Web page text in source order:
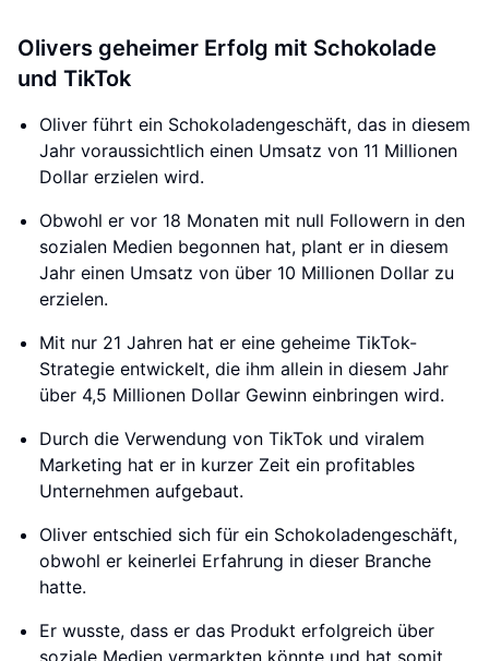
Olivers geheimer Erfolg mit Schokolade
und TikTok
Oliver führt ein Schokoladengeschäft, das in diesem
Jahr voraussichtlich einen Umsatz von 11 Millionen
Dollar erzielen wird.
Obwohl er vor 18 Monaten mit null Followern in den
sozialen Medien begonnen hat, plant er in diesem
Jahr einen Umsatz von über 10 Millionen Dollar zu
erzielen.
Mit nur 21 Jahren hat er eine geheime TikTok-
Strategie entwickelt, die ihm allein in diesem Jahr
über 4,5 Millionen Dollar Gewinn einbringen wird.
Durch die Verwendung von TikTok und viralem
Marketing hat er in kurzer Zeit ein profitables
Unternehmen aufgebaut.
Oliver entschied sich für ein Schokoladengeschäft,
obwohl er keinerlei Erfahrung in dieser Branche
hatte.
Er wusste, dass er das Produkt erfolgreich über
soziale Medien vermarkten könnte und hat somit